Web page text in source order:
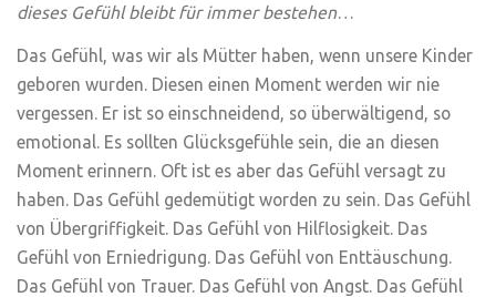
dieses Gefühl bleibt für immer bestehen…
Das Gefühl, was wir als Mütter haben, wenn unsere Kinder
geboren wurden. Diesen einen Moment werden wir nie
vergessen. Er ist so einschneidend, so überwältigend, so
emotional. Es sollten Glücksgefühle sein, die an diesen
Moment erinnern. Oft ist es aber das Gefühl versagt zu
haben. Das Gefühl gedemütigt worden zu sein. Das Gefühl
von Übergriffigkeit. Das Gefühl von Hilflosigkeit. Das
Gefühl von Erniedrigung. Das Gefühl von Enttäuschung.
Das Gefühl von Trauer. Das Gefühl von Angst. Das Gefühl